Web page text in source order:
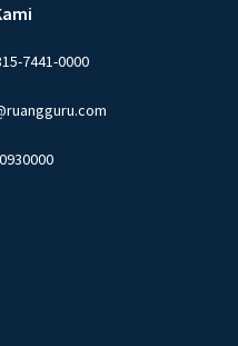
7441-0000